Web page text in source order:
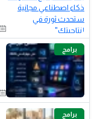
برامج
برامج